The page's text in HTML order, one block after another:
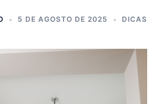
5 DE AGOSTO DE 2025 DICAS